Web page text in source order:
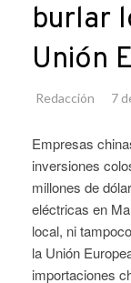
burlar
Unión
Redacción 7
Empresas
inversiones
millones de
eléctricas en
local, ni
la Unión
importaciones